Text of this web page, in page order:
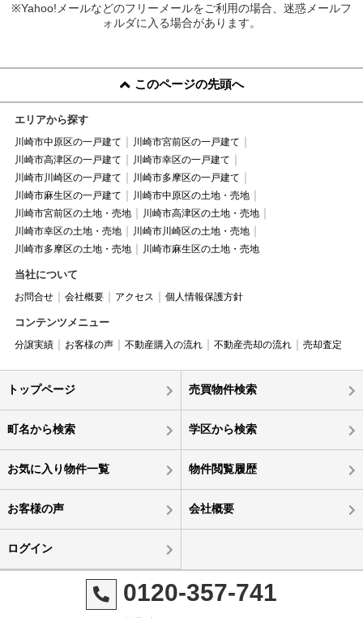
※Yahoo!メールなどのフリーメールをご利用の場合、迷惑メールフ
ォルダに入る場合があります。
このページの先頭へ
エリアから探す
川崎市中原区の一戸建て
川崎市宮前区の一戸建て
川崎市高津区の一戸建て
川崎市幸区の一戸建て
川崎市川崎区の一戸建て
川崎市多摩区の一戸建て
川崎市麻生区の一戸建て
川崎市中原区の土地・売地
川崎市宮前区の土地・売地
川崎市高津区の土地・売地
川崎市幸区の土地・売地
川崎市川崎区の土地・売地
川崎市多摩区の土地・売地
川崎市麻生区の土地・売地
当社について
お問合せ 会社概要 アクセス 個人情報保護方針
コンテンツメニュー
分譲実績 お客様の声 不動産購入の流れ 不動産売却の流れ 売却査定
トップページ 売買物件検索
町名から検索 学区から検索
お気に入り物件一覧 物件閲覧履歴
お客様の声 会社概要
ログイン
0120-357-741